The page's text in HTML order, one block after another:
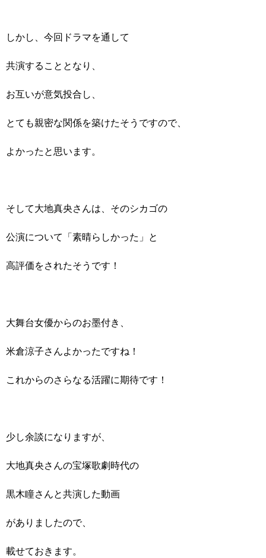
しかし、今回ドラマを通して
共演することとなり、
お互いが意気投合し、
とても親密な関係を築けたそうですので、
よかったと思います。
そして大地真央さんは、そのシカゴの
公演について「素晴らしかった」と
高評価をされたそうです！
大舞台女優からのお墨付き、
米倉涼子さんよかったですね！
これからのさらなる活躍に期待です！
少し余談になりますが、
大地真央さんの宝塚歌劇時代の
黒木瞳さんと共演した動画
がありましたので、
載せておきます。